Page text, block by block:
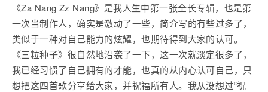
《Za Nang Zz Nang》是我人生中第一张全长专辑，也是第
一次当制作人，确实是激动了一些，简介写的有些过多了，
类似于一种对自己能力的炫耀，也期待得到大家的认可。
《三粒种子》很自然地沿袭了一下，这一次就淡定很多了，
我已经习惯了自己拥有的才能，也真的从内心认可自己，只
想把这四首歌分享给大家，并祝福所有人。我从没想过“祝